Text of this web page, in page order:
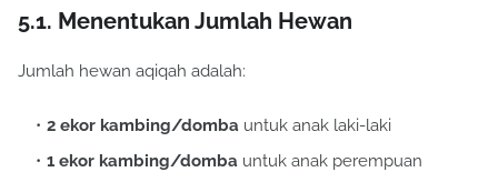
5.1. Menentukan Jumlah Hewan
Jumlah hewan aqiqah adalah:
2 ekor kambing/domba untuk anak laki-laki
1 ekor kambing/domba untuk anak perempuan